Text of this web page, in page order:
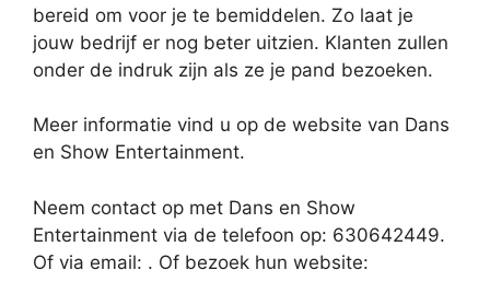
bereid om voor je te bemiddelen. Zo laat je
jouw bedrijf er nog beter uitzien. Klanten zullen
onder de indruk zijn als ze je pand bezoeken.
Meer informatie vind u op de website van Dans
en Show Entertainment.
Neem contact op met Dans en Show
Entertainment via de telefoon op: 630642449.
Of via email: . Of bezoek hun website: